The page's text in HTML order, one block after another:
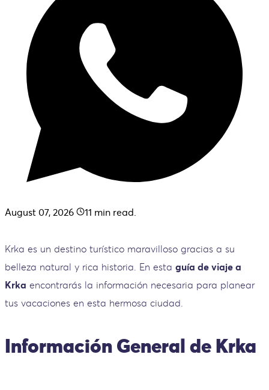
August 07, 2026 11 min read.
Krka es un destino turístico maravilloso gracias a su
belleza natural y rica historia. En esta guía de viaje a
Krka encontrarás la información necesaria para planear
tus vacaciones en esta hermosa ciudad.
Información General de Krka